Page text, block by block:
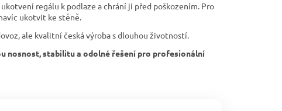
regálu k podlaze a chrání ji před poškozením. Pro
ukotvit ke stěně.
ale kvalitní česká výroba s dlouhou životností.
nosnost, stabilitu a odolné řešení pro profesionální